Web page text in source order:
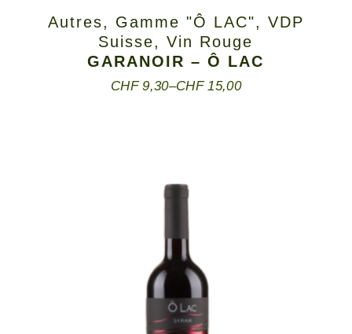
Autres, Gamme "Ô LAC", VDP
Suisse,Vin Rouge
GARANOIR – Ô LAC
CHF9,30–CHF15,00